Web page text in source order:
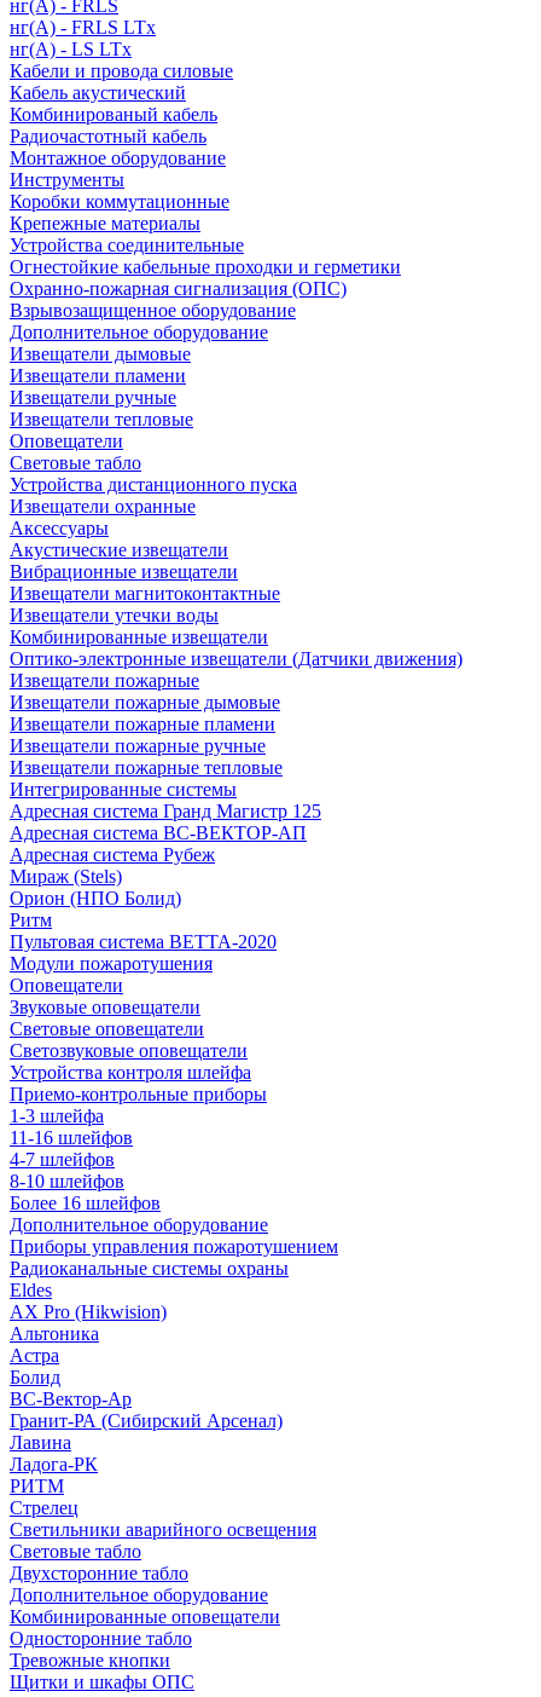
нг(А) - FRLS
нг(А) - FRLS LTx
нг(А) - LS LTx
Кабели и провода силовые
Кабель акустический
Комбинированый кабель
Радиочастотный кабель
Монтажное оборудование
Инструменты
Коробки коммутационные
Крепежные материалы
Устройства соединительные
Огнестойкие кабельные проходки и герметики
Охранно-пожарная сигнализация (ОПС)
Взрывозащищенное оборудование
Дополнительное оборудование
Извещатели дымовые
Извещатели пламени
Извещатели ручные
Извещатели тепловые
Оповещатели
Световые табло
Устройства дистанционного пуска
Извещатели охранные
Аксессуары
Акустические извещатели
Вибрационные извещатели
Извещатели магнитоконтактные
Извещатели утечки воды
Комбинированные извещатели
Оптико-электронные извещатели (Датчики движения)
Извещатели пожарные
Извещатели пожарные дымовые
Извещатели пожарные пламени
Извещатели пожарные ручные
Извещатели пожарные тепловые
Интегрированные системы
Адресная система Гранд Магистр 125
Адресная система ВС-ВЕКТОР-АП
Адресная система Рубеж
Мираж (Stels)
Орион (НПО Болид)
Ритм
Пультовая система ВЕТТА-2020
Модули пожаротушения
Оповещатели
Звуковые оповещатели
Световые оповещатели
Светозвуковые оповещатели
Устройства контроля шлейфа
Приемо-контрольные приборы
1-3 шлейфа
11-16 шлейфов
4-7 шлейфов
8-10 шлейфов
Более 16 шлейфов
Дополнительное оборудование
Приборы управления пожаротушением
Радиоканальные системы охраны
Eldes
AX Pro (Hikwision)
Альтоника
Астра
Болид
ВС-Вектор-Ар
Гранит-РА (Сибирский Арсенал)
Лавина
Ладога-РК
РИТМ
Стрелец
Светильники аварийного освещения
Световые табло
Двухсторонние табло
Дополнительное оборудование
Комбинированные оповещатели
Односторонние табло
Тревожные кнопки
Щитки и шкафы ОПС